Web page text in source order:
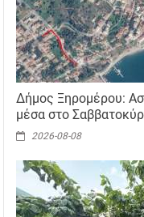
Δήμος Ξηρομέρου:
μέσα στο
2026-08-08